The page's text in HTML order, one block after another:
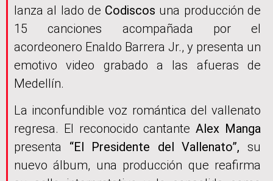
lanza al lado de Codiscos una producción de
15 canciones acompañada por el
acordeonero Enaldo Barrera Jr., y presenta un
emotivo video grabado a las afueras de
Medellín.
La inconfundible voz romántica del vallenato
regresa. El reconocido cantanteAlex Manga
presenta “El Presidente del Vallenato”, su
nuevo álbum, una producción que reafirma